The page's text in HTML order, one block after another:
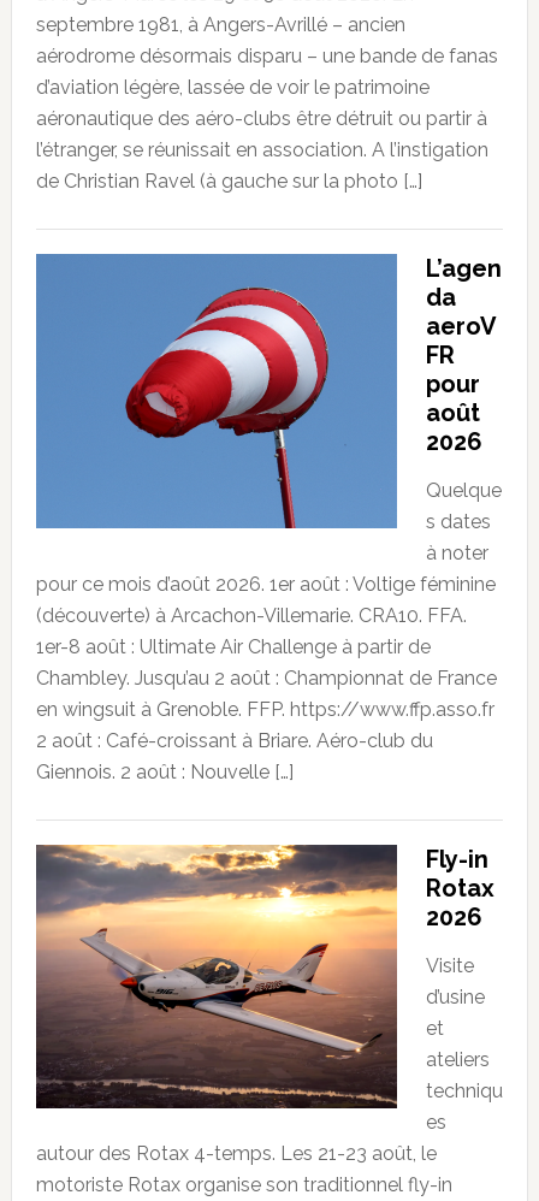
septembre 1981, à Angers-Avrillé – ancien
aérodrome désormais disparu – une bande de fanas
d’aviation légère, lassée de voir le patrimoine
aéronautique des aéro-clubs être détruit ou partir à
l’étranger, se réunissait en association. A l’instigation
de Christian Ravel (à gauche sur la photo […]
L’agen
da
aeroV
FR
pour
août
2026
Quelque
s dates
à noter
pour ce mois d’août 2026. 1er août : Voltige féminine
(découverte) à Arcachon-Villemarie. CRA10. FFA.
1er-8 août : Ultimate Air Challenge à partir de
Chambley. Jusqu’au 2 août : Championnat de France
en wingsuit à Grenoble. FFP. https://www.ffp.asso.fr
2 août : Café-croissant à Briare. Aéro-club du
Giennois. 2 août : Nouvelle […]
Fly-in
Rotax
2026
Visite
d’usine
et
ateliers
techniqu
es
autour des Rotax 4-temps. Les 21-23 août, le
motoriste Rotax organise son traditionnel fly-in